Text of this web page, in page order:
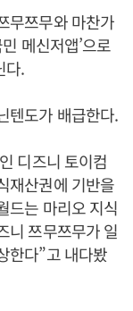
무쯔무와 마찬가
메신저앱’으로
다.
텐도가 배급한다.
디즈니 토이컴
재산권에 기반을
드는 마리오 지식
니 쯔무쯔무가 일
한다”고 내다봤